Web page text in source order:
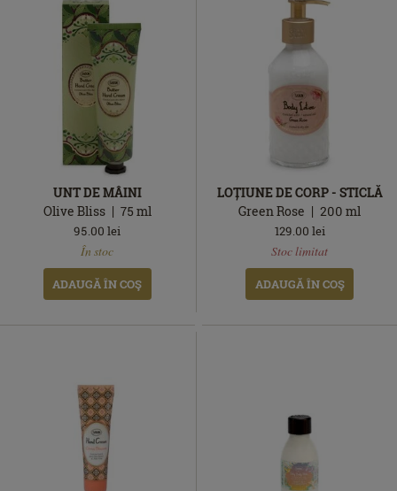
UNT DE MÂINI
Olive Bliss
75 ml
95.00 lei
În stoc
ADAUGĂ ÎN COŞ
LOȚIUNE DE CORP - STICLĂ
Green Rose
200ml
129.00 lei
Stoc limitat
ADAUGĂ ÎN COŞ